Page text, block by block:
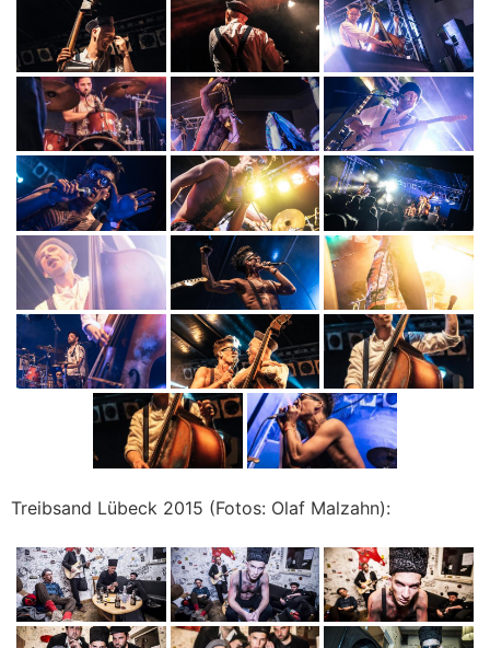
Treibsand Lübeck 2015 (Fotos: Olaf Malzahn):